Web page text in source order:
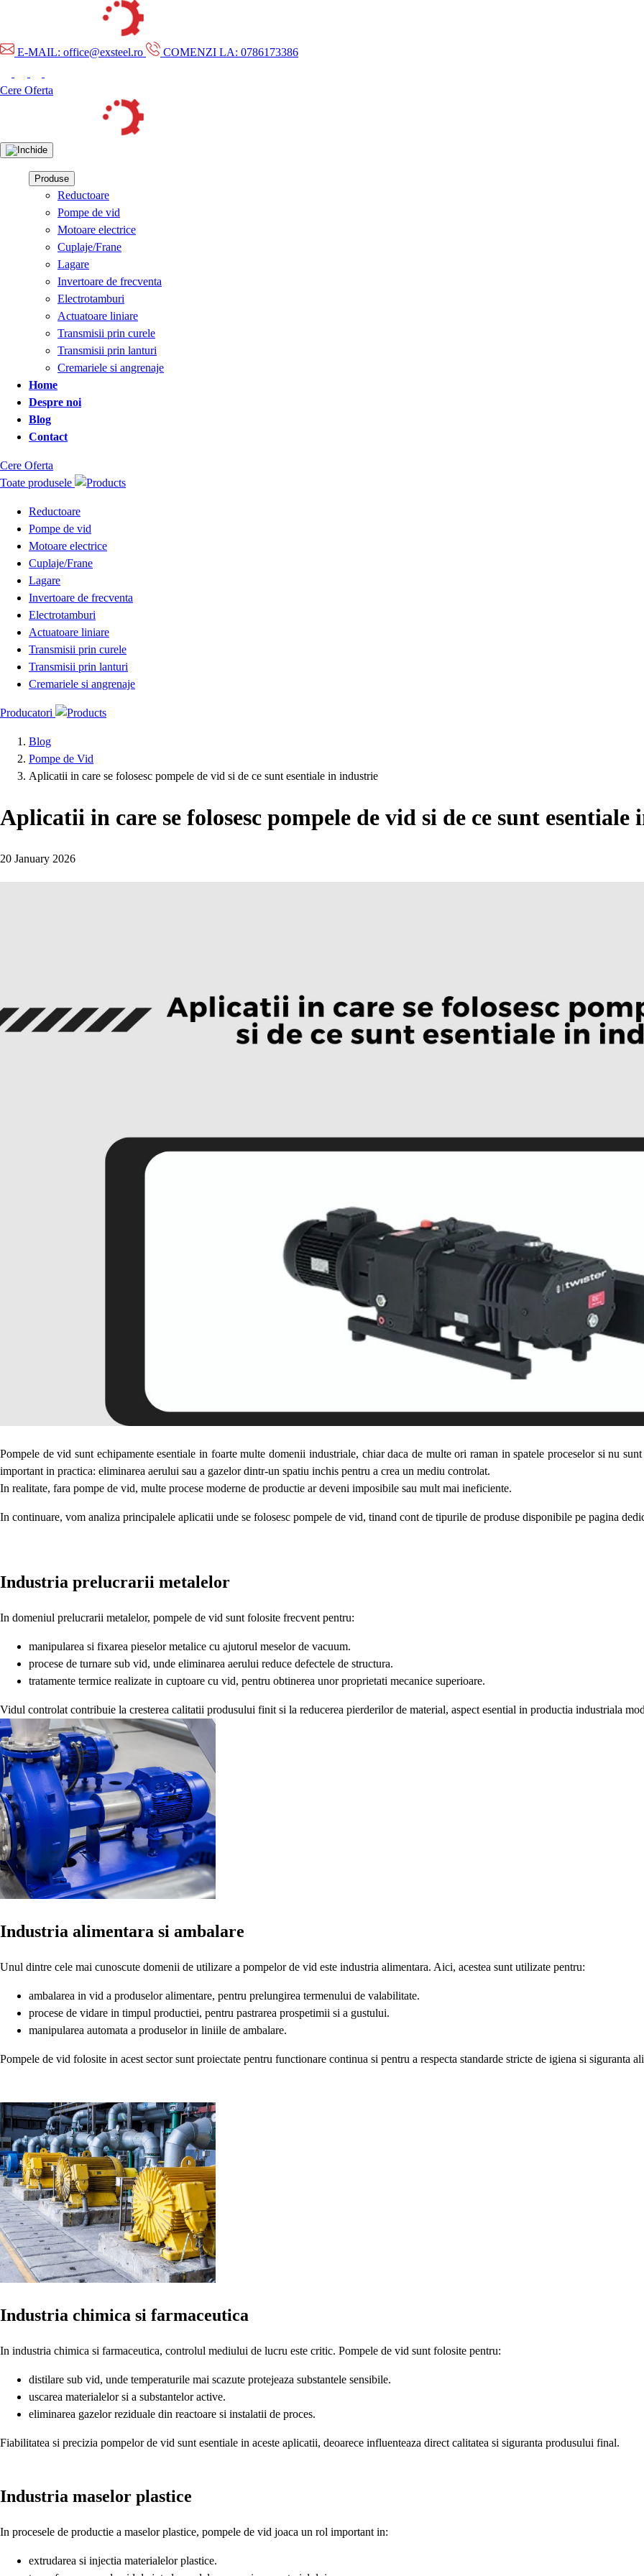
E-MAIL: office@exsteel.ro COMENZI LA: 0786173386
Cere Oferta
Produse
Reductoare
Pompe de vid
Motoare electrice
Cuplaje/Frane
Lagare
Invertoare de frecventa
Electrotamburi
Actuatoare liniare
Transmisii prin curele
Transmisii prin lanturi
Cremariele si angrenaje
Home
Despre noi
Blog
Contact
Cere Oferta
Toate produsele
Reductoare
Pompe de vid
Motoare electrice
Cuplaje/Frane
Lagare
Invertoare de frecventa
Electrotamburi
Actuatoare liniare
Transmisii prin curele
Transmisii prin lanturi
Cremariele si angrenaje
Producatori
Blog
Pompe de Vid
Aplicatii in care se folosesc pompele de vid si de ce sunt esentiale in industrie
Aplicatii in care se folosesc pompele de vid si de ce sunt
20 January 2026
Pompele de vid sunt echipamente esentiale in foarte multe domenii industriale, chiar daca de multe ori raman in spatele proceselor si nu
important in practica: eliminarea aerului sau a gazelor dintr-un spatiu inchis pentru a crea un mediu controlat.
In realitate, fara pompe de vid, multe procese moderne de productie ar deveni imposibile sau mult mai ineficiente.
In continuare, vom analiza principalele aplicatii unde se folosesc pompele de vid, tinand cont de tipurile de produse disponibile pe pagina
Industria prelucrarii metalelor
In domeniul prelucrarii metalelor, pompele de vid sunt folosite frecvent pentru:
manipularea si fixarea pieselor metalice cu ajutorul meselor de vacuum.
procese de turnare sub vid, unde eliminarea aerului reduce defectele de structura.
tratamente termice realizate in cuptoare cu vid, pentru obtinerea unor proprietati mecanice superioare.
Vidul controlat contribuie la cresterea calitatii produsului finit si la reducerea pierderilor de material, aspect esential in productia industriala
Industria alimentara si ambalare
Unul dintre cele mai cunoscute domenii de utilizare a pompelor de vid este industria alimentara. Aici, acestea sunt utilizate pentru:
ambalarea in vid a produselor alimentare, pentru prelungirea termenului de valabilitate.
procese de vidare in timpul productiei, pentru pastrarea prospetimii si a gustului.
manipularea automata a produselor in liniile de ambalare.
Pompele de vid folosite in acest sector sunt proiectate pentru functionare continua si pentru a respecta standarde stricte de igiena si siguranta
Industria chimica si farmaceutica
In industria chimica si farmaceutica, controlul mediului de lucru este critic. Pompele de vid sunt folosite pentru:
distilare sub vid, unde temperaturile mai scazute protejeaza substantele sensibile.
uscarea materialelor si a substantelor active.
eliminarea gazelor reziduale din reactoare si instalatii de proces.
Fiabilitatea si precizia pompelor de vid sunt esentiale in aceste aplicatii, deoarece influenteaza direct calitatea si siguranta produsului final.
Industria maselor plastice
In procesele de productie a maselor plastice, pompele de vid joaca un rol important in:
extrudarea si injectia materialelor plastice.